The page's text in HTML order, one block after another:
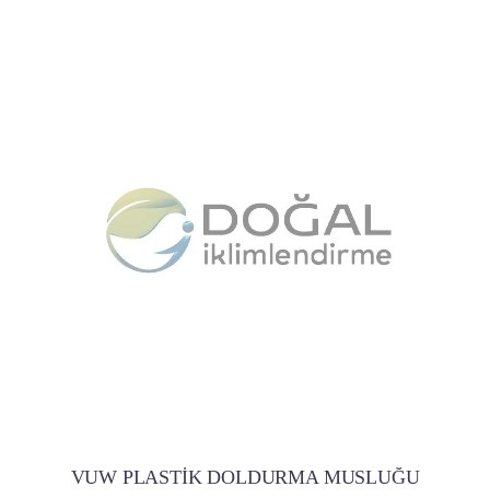
VUW PLASTİK DOLDURMA MUSLUĞU